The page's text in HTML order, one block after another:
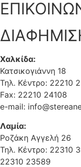
Χαλκίδα:
Κατσικογιάννη 18
Τηλ. Κέντρο: 22210
Fax: 22210 24108
e-mail:
Λαμία:
Ροζάκη Αγγελή 26
Τηλ. Κέντρο: 22310
22310 23589